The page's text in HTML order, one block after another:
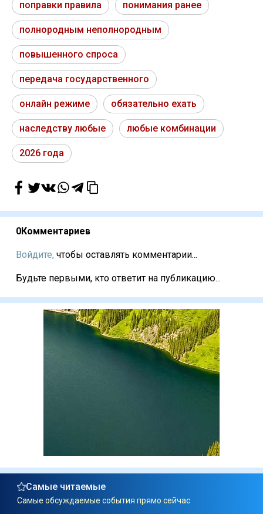
поправки правила понимания ранее
полнородным неполнородным
повышенного спроса
передача государственного
онлайн режиме обязательно ехать
наследству любые любые комбинации
2026 года
0Комментариев
Войдите, чтобы оставлять комментарии...
Будьте первыми, кто ответит на публикацию...
Самые читаемые
Самые обсуждаемые события прямо сейчас